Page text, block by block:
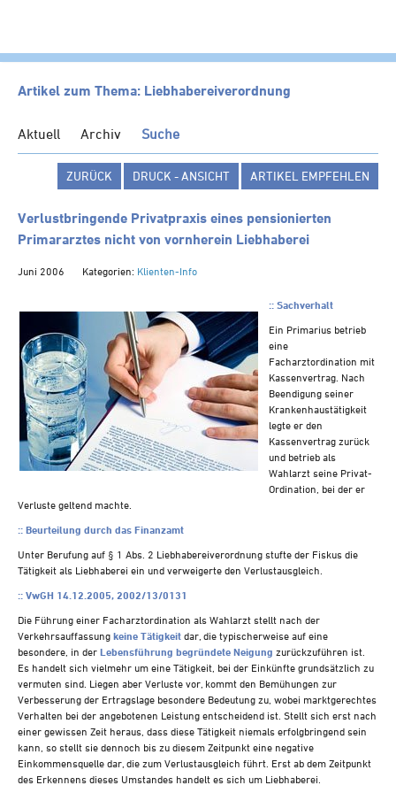
LEISTUNGEN
SERVICE
NEWS
Klienten-Info
Management-Info
Gastronomie-Info
Vermieter-Info
Landwirte-Info
Steuern A-Z
Videoarchiv
Artikel zum Thema: Liebhabereiverordnung
Aktuell Archiv Suche
ZURÜCK DRUCK - ANSICHT ARTIKEL EMPFEHLEN
Verlustbringende Privatpraxis eines pensionierten
Primararztes nicht von vornherein Liebhaberei
Juni 2006 Kategorien: Klienten-Info
:: Sachverhalt
Ein Primarius betrieb
eine
Facharztordination mit
Kassenvertrag. Nach
Beendigung seiner
Krankenhaustätigkeit
legte er den
Kassenvertrag zurück
und betrieb als
Wahlarzt seine Privat-
Ordination, bei der er
Verluste geltend machte.
:: Beurteilung durch das Finanzamt
Unter Berufung auf § 1 Abs. 2 Liebhabereiverordnung stufte der Fiskus die
Tätigkeit als Liebhaberei ein und verweigerte den Verlustausgleich.
:: VwGH 14.12.2005, 2002/13/0131
Die Führung einer Facharztordination als Wahlarzt stellt nach der
Verkehrsauffassung keine Tätigkeit dar, die typischerweise auf eine
besondere, in der Lebensführung begründete Neigung zurückzuführen ist.
Es handelt sich vielmehr um eine Tätigkeit, bei der Einkünfte grundsätzlich zu
vermuten sind. Liegen aber Verluste vor, kommt den Bemühungen zur
Verbesserung der Ertragslage besondere Bedeutung zu, wobei marktgerechtes
Verhalten bei der angebotenen Leistung entscheidend ist. Stellt sich erst nach
einer gewissen Zeit heraus, dass diese Tätigkeit niemals erfolgbringend sein
kann, so stellt sie dennoch bis zu diesem Zeitpunkt eine negative
Einkommensquelle dar, die zum Verlustausgleich führt. Erst ab dem Zeitpunkt
des Erkennens dieses Umstandes handelt es sich um Liebhaberei.